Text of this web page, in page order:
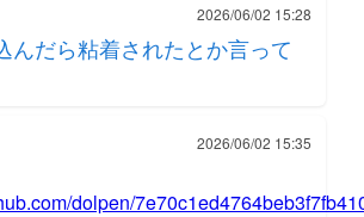
2026/06/02 15:28
んだら粘着されたとか言って
2026/06/02 15:35
dolpen/